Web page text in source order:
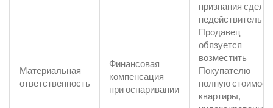
Материальная
ответственность
Финансовая
компенсация
при оспаривании
признания сделки
Продавец
обязуется
возместить
Покупателю
полную
квартиры,